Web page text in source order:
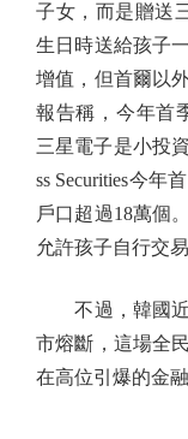
子女，而是贈送
生日時送給孩子
增值，但首爾以
報告稱，今年首
三星電子是小投
ss Securities今年
戶口超過18萬個
允許孩子自行交易
不過，韓國近
市熔斷，這場全
在高位引爆的金